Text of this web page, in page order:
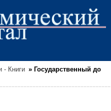
- Книги » Государственный до